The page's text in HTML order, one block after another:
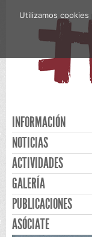
INFORMACIÓN
NOTICIAS
ACTIVIDADES
GALERÍA
PUBLICACIONES
ASÓCIATE
Utilizamos